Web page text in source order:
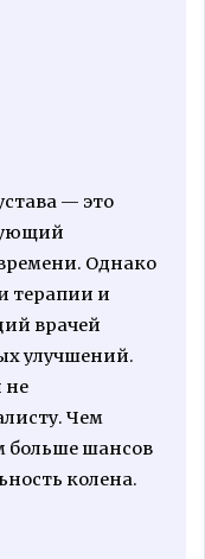
— это
Однако
терапии и
врачей
улучшений.
не
Чем
больше шансов
колена.